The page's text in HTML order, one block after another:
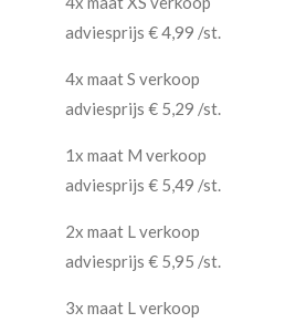
adviesprijs € 4,99 /st.
4x maat S verkoop
adviesprijs € 5,29 /st.
1x maat M verkoop
adviesprijs € 5,49 /st.
2x maat L verkoop
adviesprijs € 5,95 /st.
3x maat L verkoop